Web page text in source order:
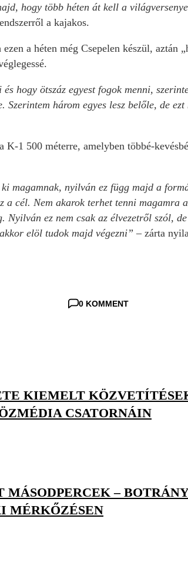
hogy több héten át kell a
a kajakos.
a héten még Csepelen készül, aztán
hogy ötszáz egyest fogok menni,
Szerintem három egyes lesz belőle, de
1 500 méterre, amelyben többé-
magamnak, nyilván ez függ majd a
a cél. Nem akarok terhet tenni magamra
Nyilván ez nem csak az élvezetről szól,
elöl tudok majd végezni” – zárta
0 KOMMENT
KIEMELT
CSATORNÁIN
MÁSODPERCEK –
MÉRKŐZÉSEN